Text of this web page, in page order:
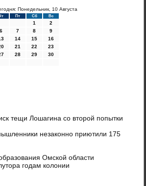
Понедельник, 10 Августа
Пт Сб Вс
1
2
6 7 8
9
14 15
16
21 22
23
28 29
30
тещи Лошагина со второй попытки
незаконно приютили 175
Омской области
годам колонии